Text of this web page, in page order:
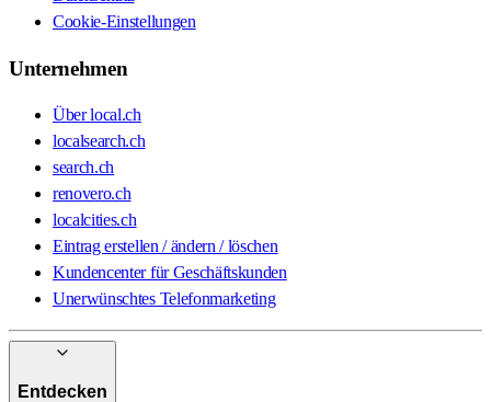
Cookie-Einstellungen
Unternehmen
Über local.ch
localsearch.ch
search.ch
renovero.ch
localcities.ch
Eintrag erstellen / ändern / löschen
Kundencenter für Geschäftskunden
Unerwünschtes Telefonmarketing
Entdecken